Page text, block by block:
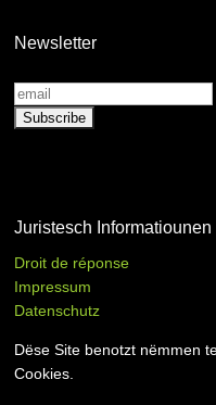
Newsletter
Juristesch Informatiounen
Droit de réponse
Impressum
Datenschutz
Dëse Site benotzt nëmmen
Cookies.